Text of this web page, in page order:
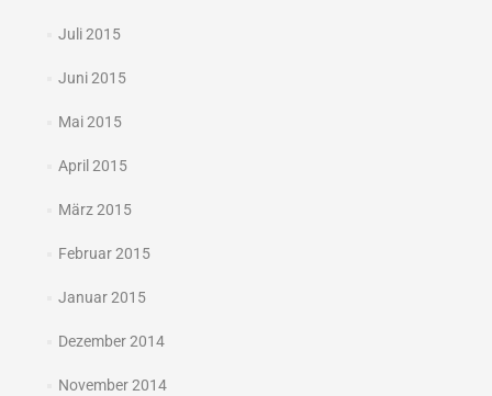
Juli 2015
Juni 2015
Mai 2015
April 2015
März 2015
Februar 2015
Januar 2015
Dezember 2014
November 2014